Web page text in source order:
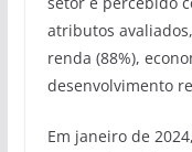
atributos
renda (88%),
desenvolvimento
Em janeiro de